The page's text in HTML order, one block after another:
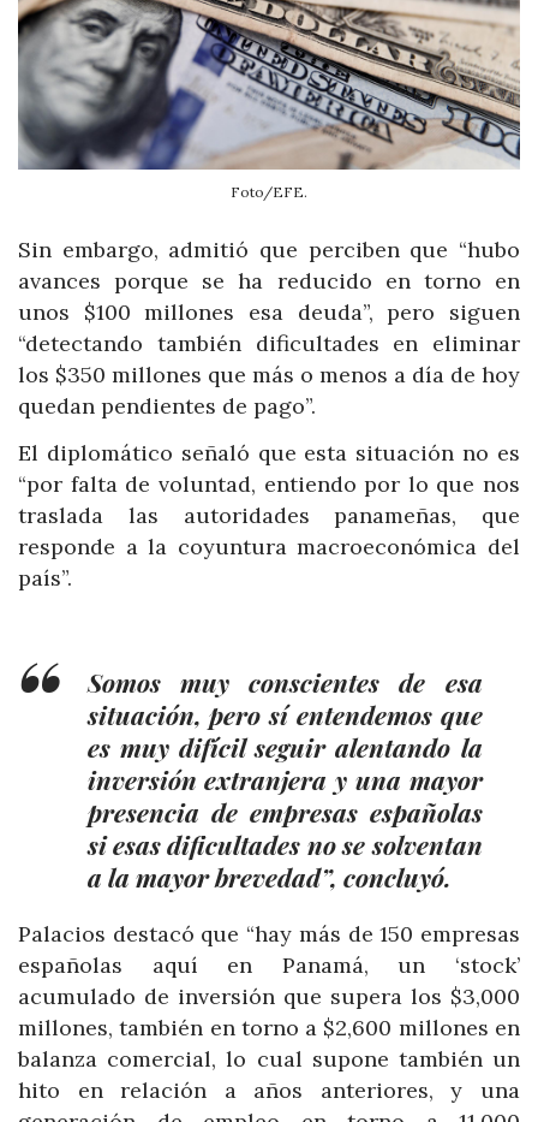
Foto/EFE.
Sin embargo, admitió que perciben que “hubo
avances porque se ha reducido en torno en
unos $100 millones esa deuda”, pero siguen
“detectando también dificultades en eliminar
los $350 millones que más o menos a día de hoy
quedan pendientes de pago”.
El diplomático señaló que esta situación no es
“por falta de voluntad, entiendo por lo que nos
traslada las autoridades panameñas, que
responde a la coyuntura macroeconómica del
país”.
Somos muy conscientes de esa
situación, pero sí entendemos que
es muy difícil seguir alentando la
inversión extranjera y una mayor
presencia de empresas españolas
si esas dificultades no se solventan
a la mayor brevedad”, concluyó.
Palacios destacó que “hay más de 150 empresas
españolas aquí en Panamá, un ‘stock’
acumulado de inversión que supera los $3,000
millones, también en torno a $2,600 millones en
balanza comercial, lo cual supone también un
hito en relación a años anteriores, y una